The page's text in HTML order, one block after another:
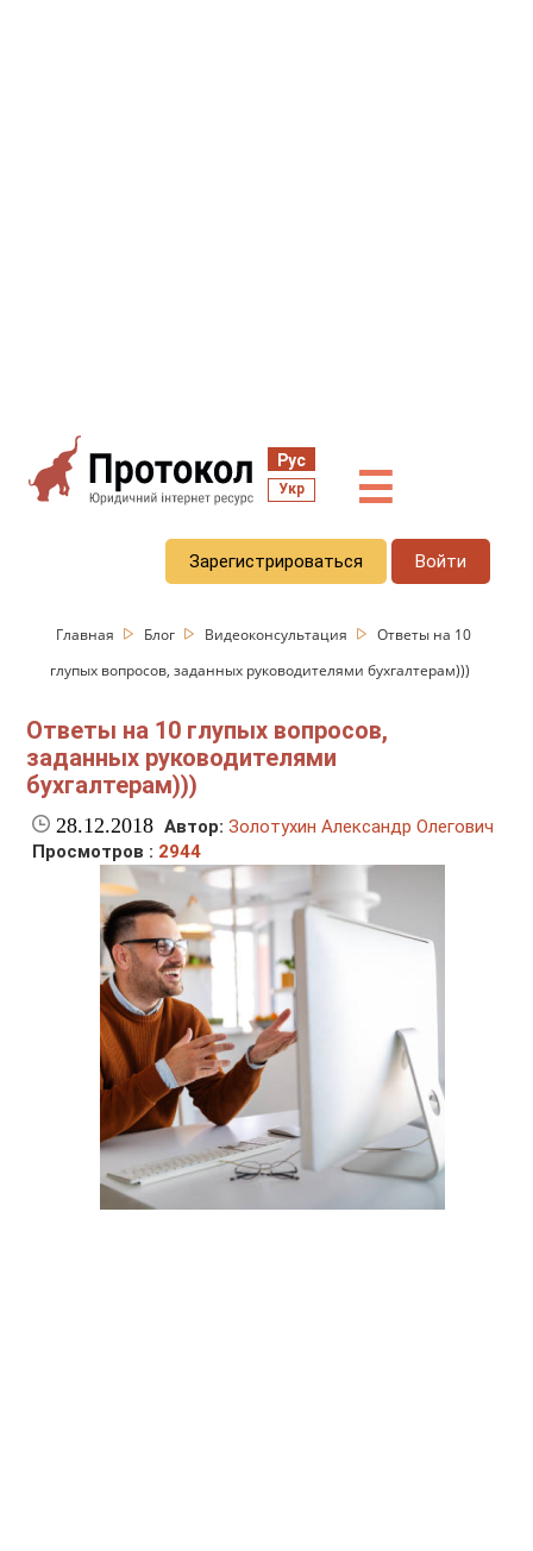
Рус
Укр ☰
Зарегистрироваться Войти
Главная Блог Видеоконсультация
Ответы на 10
глупых вопросов, заданных руководителями бухгалтерам)))
Ответы на 10 глупых вопросов,
заданных руководителями
бухгалтерам)))
28.12.2018 Автор: Золотухин Александр Олегович
Просмотров : 2944